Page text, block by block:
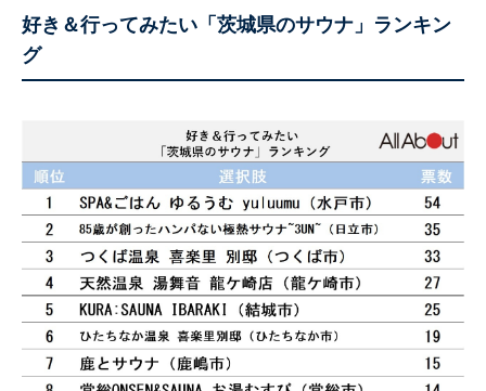
好き＆行ってみたい「茨城県のサウナ」ランキン
グ